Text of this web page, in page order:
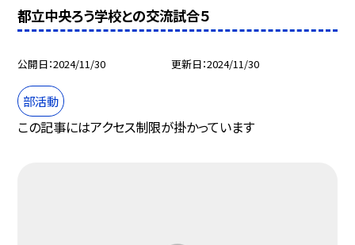
都立中央ろう学校との交流試合５
公開日 2024/11/30 更新日 2024/11/30
部活動
この記事にはアクセス制限が掛かっています